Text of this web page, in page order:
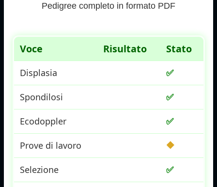
Pedigree completo in formato PDF
Voce Risultato Stato
Displasia ✅
Spondilosi ✅
Ecodoppler ✅
Prove di lavoro 🔶
Selezione ✅